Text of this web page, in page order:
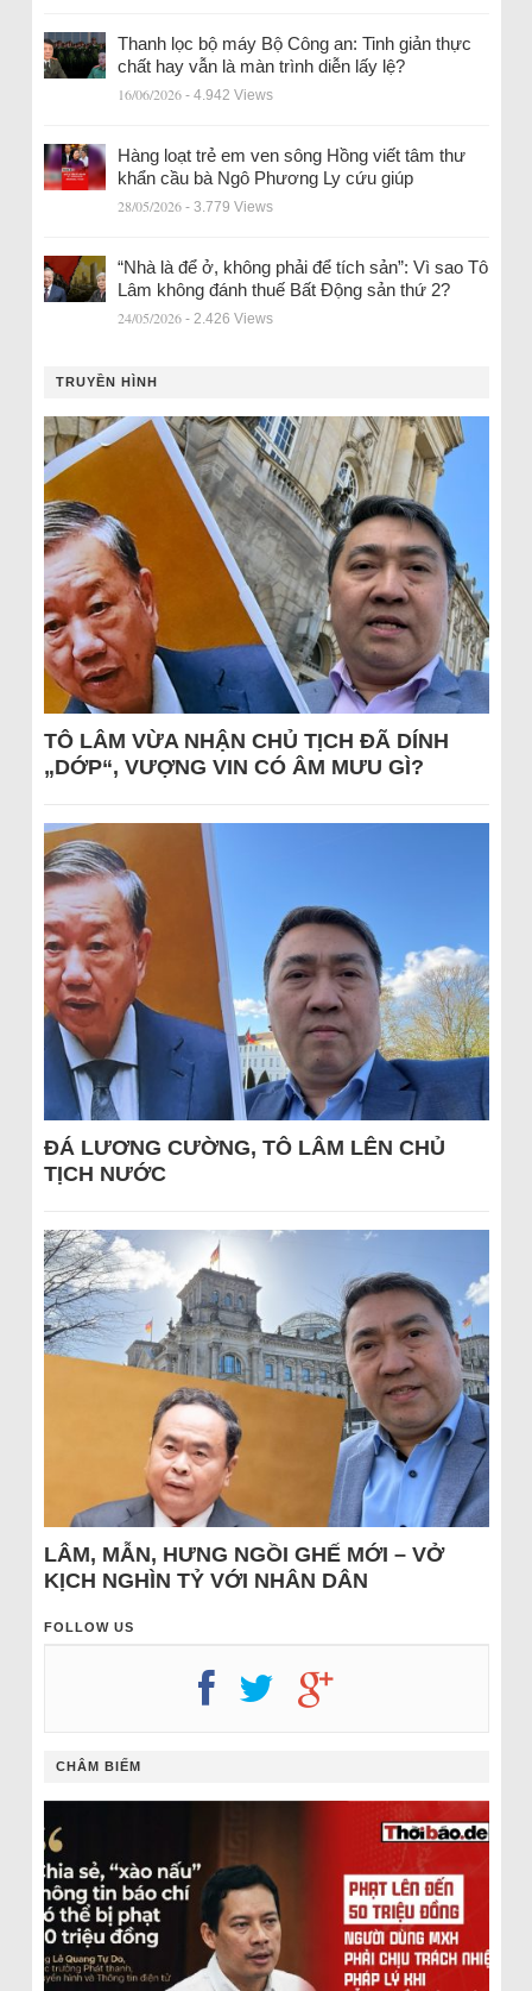
Thanh lọc bộ máy Bộ Công an: Tinh giản thực
chất hay vẫn là màn trình diễn lấy lệ?
16/06/2026 - 4.942 Views
Hàng loạt trẻ em ven sông Hồng viết tâm thư
khẩn cầu bà Ngô Phương Ly cứu giúp
28/05/2026 - 3.779 Views
“Nhà là để ở, không phải để tích sản”: Vì sao Tô
Lâm không đánh thuế Bất Động sản thứ 2?
24/05/2026 - 2.426 Views
TRUYỀN HÌNH
TÔ LÂM VỪA NHẬN CHỦ TỊCH ĐÃ DÍNH
„DỚP“, VƯỢNG VIN CÓ ÂM MƯU GÌ?
ĐÁ LƯƠNG CƯỜNG, TÔ LÂM LÊN CHỦ
TỊCH NƯỚC
LÂM, MẪN, HƯNG NGỒI GHẾ MỚI – VỞ
KỊCH NGHÌN TỶ VỚI NHÂN DÂN
FOLLOW US
CHÂM BIẾM